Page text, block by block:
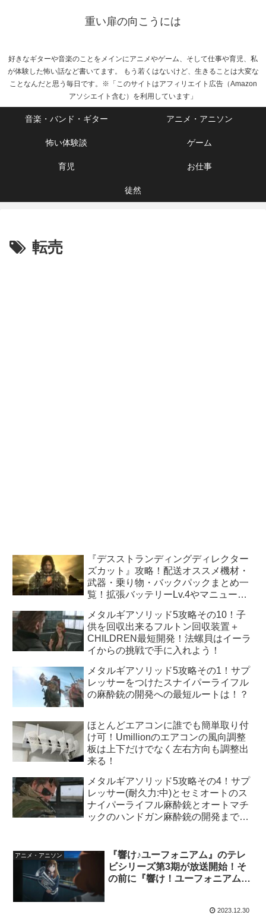
重い扉の向こうには
好きなギターや音楽のことをメインにアニメやゲーム、そして仕事や育児、私
が体験した怖い話など書いてます。 もう若くはないけど、生きることは大変な
ことなんだと思う毎日です。※「このサイトはアフィリエイト広告（Amazon
アソシエイト含む）を利用しています」
音楽・バンド・ギター アニメ・アニソン
怖い体験談 ゲーム
育児 お仕事
徒然
転売
『デスストランディングディレクター
ズカット』攻略！配送オススメ機材・
武器・乗り物・バックパックまとめ一
覧！拡張バッテリーLv.4やマニューバ
る！？
メタルギアソリッド5攻略その10！子
供を回収出来るフルトン回収装置＋
CHILDREN最短開発！法螺貝はイーラ
イからの挑戦で手に入れよう！
メタルギアソリッド5攻略その1！サプ
レッサーをつけたスナイパーライフル
の麻酔銃の開発への最短ルートは！？
ほとんどエアコンに誰でも簡単取り付
け可！Umillionのエアコンの風向調整
板は上下だけでなく左右方向も調整出
来る！
メタルギアソリッド5攻略その4！サプ
レッサー(耐久力:中)とセミオートのス
ナイパーライフル麻酔銃とオートマチ
ックのハンドガン麻酔銃の開発までの
アニメ・アニソン
『響け♪ユーフォニアム』のテレ
ビシリーズ第3期が放送開始！そ
の前に『響け！ユーフォニアム公
2023.12.30